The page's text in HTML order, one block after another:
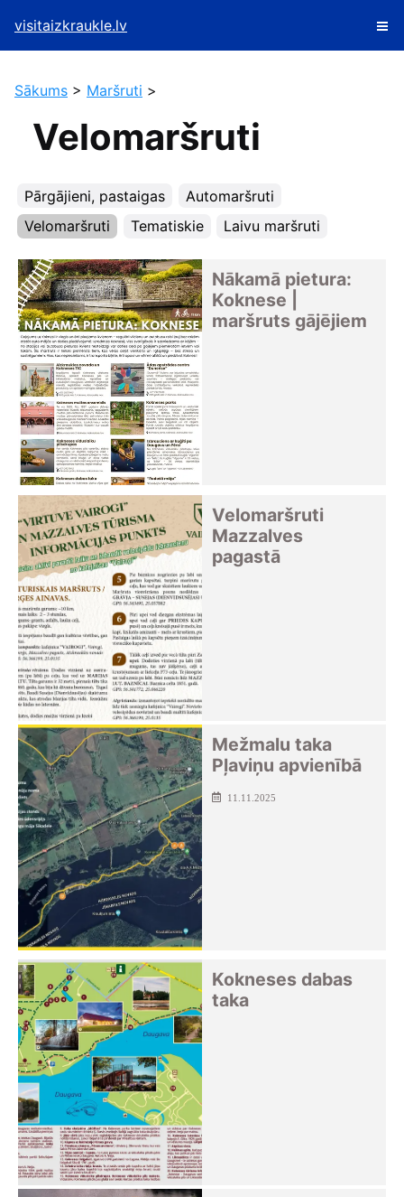
visitaizkraukle.lv
Sākums > Maršruti >
Velomaršruti
Pārgājieni, pastaigas
Automaršruti
Velomaršruti
Tematiskie Laivu maršruti
Nākamā pietura:
Koknese |
maršruts gājējiem
Velomaršruti
Mazzalves
pagastā
Mežmalu taka
Pļaviņu apvienībā
11.11.2025
Kokneses dabas
taka